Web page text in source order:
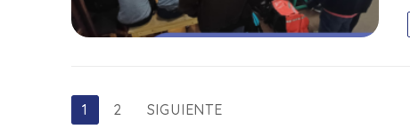
Paginación
1 2 SIGUIENTE